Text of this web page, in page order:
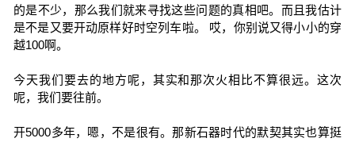
的是不少，那么我们就来寻找这些问题的真相吧。而且我估计
是不是又要开动原样好时空列车啦。 哎，你别说又得小小的穿
越100啊。
今天我们要去的地方呢，其实和那次火相比不算很远。这次
呢，我们要往前。
开5000多年，嗯，不是很有。那新石器时代的默契其实也算挺